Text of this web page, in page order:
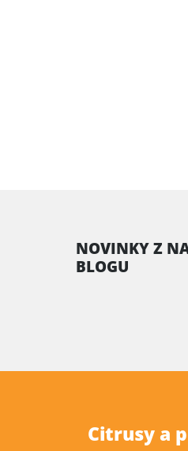
NOVINKY Z
BLOGU
Citrusy a